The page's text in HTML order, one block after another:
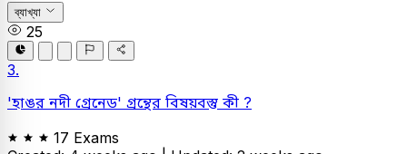
ব্যাখ্যা
25
3.
'হাঙর নদী গ্রেনেড' গ্রন্থের বিষয়বস্তু কী ?
17 Exams